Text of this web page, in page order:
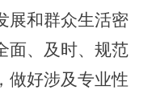
展和群众生活密
面、及时、规范
做好涉及专业性